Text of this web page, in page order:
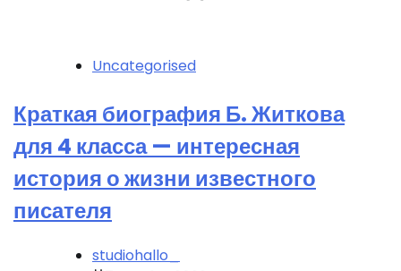
Uncategorised
Краткая биография Б. Житкова
для 4 класса — интересная
история о жизни известного
писателя
studiohallo_